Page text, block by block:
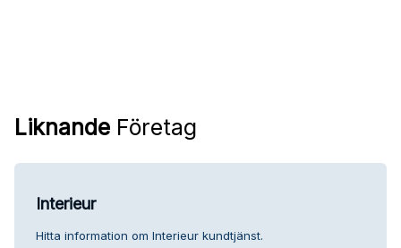
Liknande Företag
Interieur
Hitta information om Interieur kundtjänst.